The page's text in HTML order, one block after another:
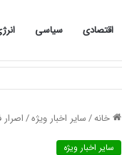
اقتصادی سیاسی
خانه/سایر اخبار ویژه/
سایر اخبار ویژه